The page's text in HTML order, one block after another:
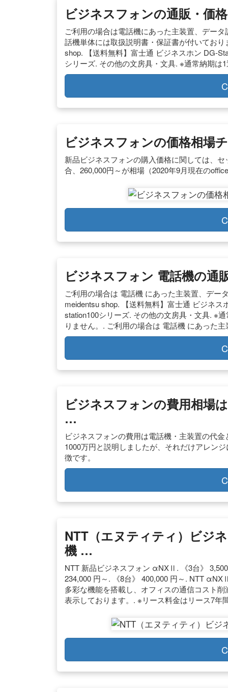
ビジネスフォンの通販・価
ご利用の場合は電話機にあった主装置、デー
話機単体には取扱説明書・保証書が付いてお
shop. 【送料無料】富士通 ビジネスホン DG-
シリーズ. その他の文房具・文具. ※通常納期
ビジネスフォンの価格相場
新品ビジネスフォンの購入価格に関しては、
合、260,000円～が相場（2020年9月現在の
ビジネスフォン 電話機の通
ご利用の場合は 電話機 にあった主装置、デー
meidentsu shop. 【送料無料】富士通 ビジネ
station100シリーズ. その他の文房具・文具. ※
りません。. ご利用の場合は 電話機 にあった
ビジネスフォンの費用相場
…
ビジネスフォンの費用は電話機・主装置の代
1000万円と説明しましたが、それだけアレン
徴です。
NTT（エヌティティ）ビジ
機 …
NTT 新品ビジネスフォン αNXⅡ. 《3台》
234,000 円～. 《8台》 400,000 円～. NTT
多彩な機能を搭載し、オフィスの通信コスト
表示しております。. ※リース料金はリース7